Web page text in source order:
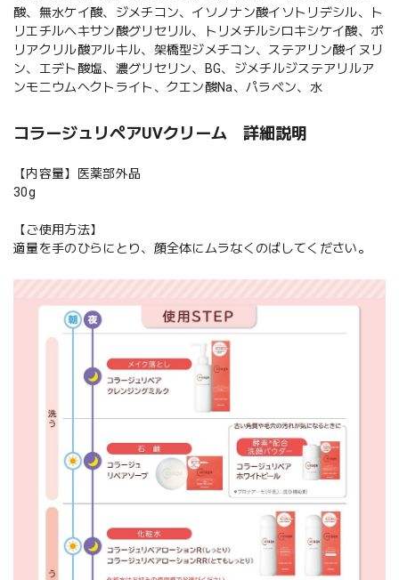
酸、無水ケイ酸、ジメチコン、イソノナン酸イソトリデシル、ト
リエチルヘキサン酸グリセリル、トリメチルシロキシケイ酸、ポ
リアクリル酸アルキル、架橋型ジメチコン、ステアリン酸イヌリ
ン、エデト酸塩、濃グリセリン、BG、ジメチルジステアリルア
ンモニウムヘクトライト、クエン酸Na、パラベン、水
コラージュリペアUVクリーム 詳細説明
【内容量】医薬部外品
30g
【ご使用方法】
適量を手のひらにとり、顔全体にムラなくのばしてください。